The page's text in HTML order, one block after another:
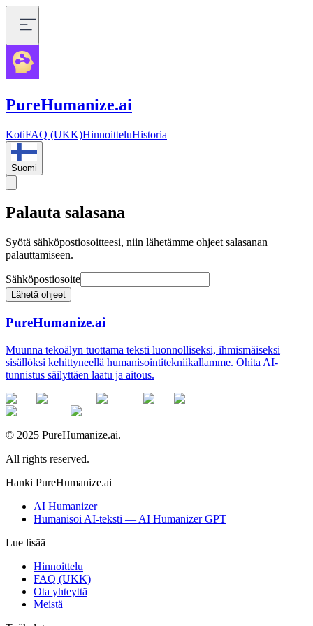
PureHumanize.ai
KotiFAQ (UKK)HinnoitteluHistoria
Suomi
Palauta salasana
Syötä sähköpostiosoitteesi, niin lähetämme ohjeet salasanan
palauttamiseen.
Sähköpostiosoite
Lähetä ohjeet
PureHumanize.ai
Muunna tekoälyn tuottama teksti luonnolliseksi, ihmismäiseksi
sisällöksi kehittyneellä humanisointitekniikallamme. Ohita AI-
tunnistus säilyttäen laatu ja aitous.
© 2025 PureHumanize.ai.
All rights reserved.
Hanki PureHumanize.ai
AI Humanizer
Humanisoi AI-teksti — AI Humanizer GPT
Lue lisää
Hinnoittelu
FAQ (UKK)
Ota yhteyttä
Meistä